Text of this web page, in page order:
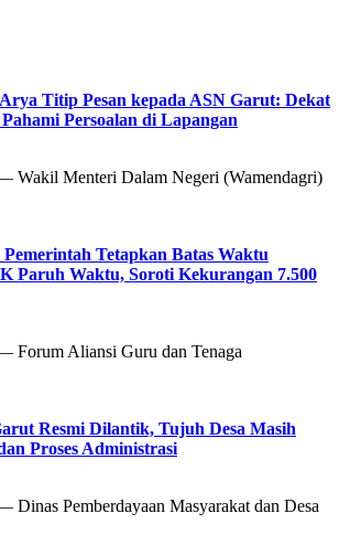
Titip Pesan kepada ASN Garut: Dekat
Persoalan di Lapangan
Menteri Dalam Negeri (Wamendagri)
Tetapkan Batas Waktu
Paruh Waktu, Soroti Kekurangan 7.500
Aliansi Guru dan Tenaga
Resmi Dilantik, Tujuh Desa Masih
Proses Administrasi
Pemberdayaan Masyarakat dan Desa